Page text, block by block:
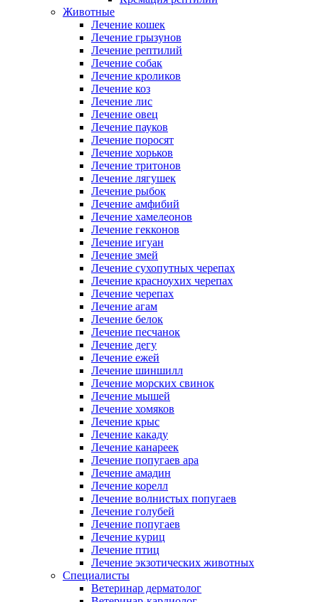
Животные
Лечение кошек
Лечение грызунов
Лечение рептилий
Лечение собак
Лечение кроликов
Лечение коз
Лечение лис
Лечение овец
Лечение пауков
Лечение поросят
Лечение хорьков
Лечение тритонов
Лечение лягушек
Лечение рыбок
Лечение амфибий
Лечение хамелеонов
Лечение гекконов
Лечение игуан
Лечение змей
Лечение сухопутных черепах
Лечение красноухих черепах
Лечение черепах
Лечение агам
Лечение белок
Лечение песчанок
Лечение дегу
Лечение ежей
Лечение шиншилл
Лечение морских свинок
Лечение мышей
Лечение хомяков
Лечение крыс
Лечение какаду
Лечение канареек
Лечение попугаев ара
Лечение амадин
Лечение корелл
Лечение волнистых попугаев
Лечение голубей
Лечение попугаев
Лечение куриц
Лечение птиц
Лечение экзотических животных
Специалисты
Ветеринар дерматолог